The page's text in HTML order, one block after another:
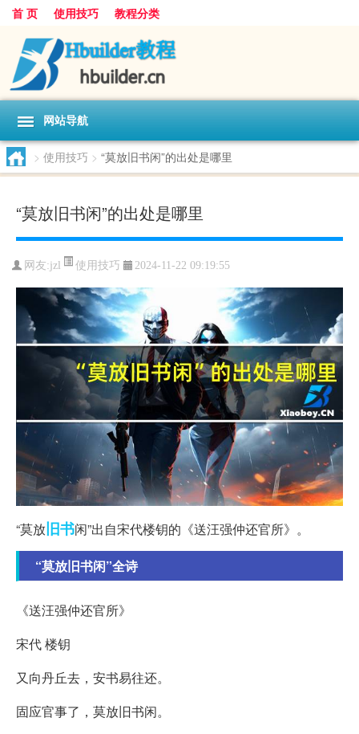
首 页 使用技巧 教程分类
网站导航
> 使用技巧 > “莫放旧书闲”的出处是哪里
“莫放旧书闲”的出处是哪里
网友:jzl 使用技巧 2024-11-22 09:19:55
“莫放旧书闲”出自宋代楼钥的《送汪强仲还官所》。
“莫放旧书闲”全诗
《送汪强仲还官所》
宋代 楼钥
又向丹丘去，安书易往还。
固应官事了，莫放旧书闲。